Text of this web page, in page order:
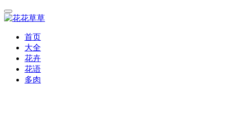
首页
大全
花卉
花语
多肉